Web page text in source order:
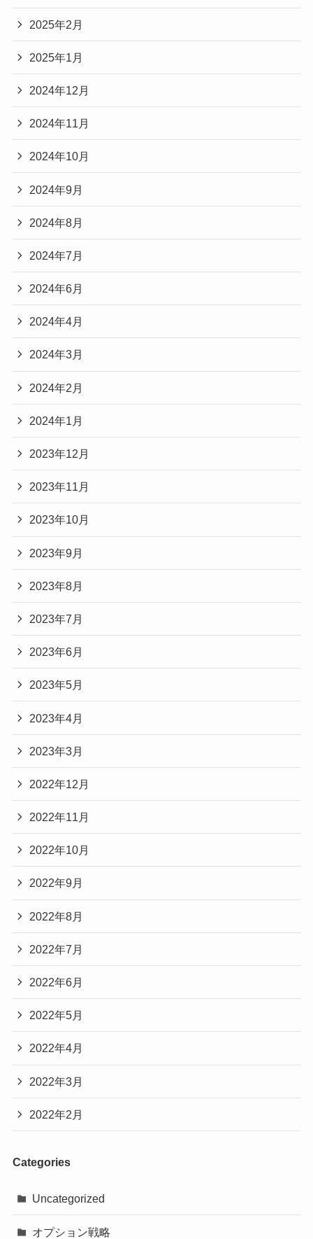
2025年2月
2025年1月
2024年12月
2024年11月
2024年10月
2024年9月
2024年8月
2024年7月
2024年6月
2024年4月
2024年3月
2024年2月
2024年1月
2023年12月
2023年11月
2023年10月
2023年9月
2023年8月
2023年7月
2023年6月
2023年5月
2023年4月
2023年3月
2022年12月
2022年11月
2022年10月
2022年9月
2022年8月
2022年7月
2022年6月
2022年5月
2022年4月
2022年3月
2022年2月
Categories
Uncategorized
オプション戦略